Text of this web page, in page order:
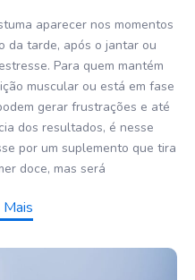
aparecer nos momentos
da tarde, após o jantar ou
Para quem mantém
muscular ou está em fase
gerar frustrações e até
dos resultados, é nesse
por um suplemento que tira
doce, mas será
Mais